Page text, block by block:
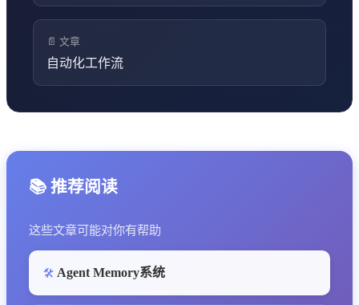
📄 文章
自动化工作流
📚 推荐阅读
这些文章可能对你有帮助
🛠️ Agent Memory系统